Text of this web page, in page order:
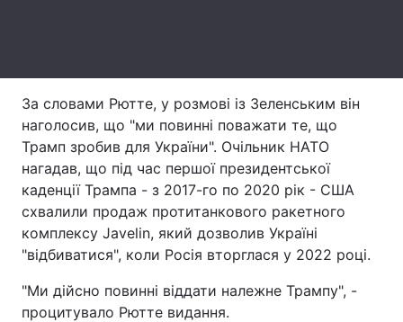
Тема оформлення
За словами Рютте, у розмові із Зеленським він
наголосив, що "ми повинні поважати те, що
Трамп зробив для України". Очільник НАТО
нагадав, що під час першої президентської
каденції Трампа - з 2017-го по 2020 рік - США
схвалили продаж протитанкового ракетного
комплексу Javelin, який дозволив Україні
"відбиватися", коли Росія вторглася у 2022 році.
"Ми дійсно повинні віддати належне Трампу", -
процитувало Рютте видання.